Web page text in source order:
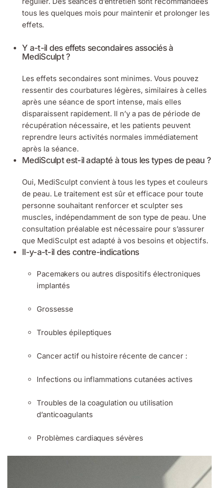
tous les quelques mois pour maintenir et prolonger les
effets.
Y a-t-il des effets secondaires associés à
MediSculpt ?
Les effets secondaires sont minimes. Vous pouvez
ressentir des courbatures légères, similaires à celles
après une séance de sport intense, mais elles
disparaissent rapidement. Il n’y a pas de période de
récupération nécessaire, et les patients peuvent
reprendre leurs activités normales immédiatement
après la séance.
MediSculpt est-il adapté à tous les types de peau ?
Oui, MediSculpt convient à tous les types et couleurs
de peau. Le traitement est sûr et efficace pour toute
personne souhaitant renforcer et sculpter ses
muscles, indépendamment de son type de peau. Une
consultation préalable est nécessaire pour s’assurer
que MediSculpt est adapté à vos besoins et objectifs.
Il-y-a-t-il des contre-indications
Pacemakers ou autres dispositifs électroniques
implantés
Grossesse
Troubles épileptiques
Cancer actif ou histoire récente de cancer :
Infections ou inflammations cutanées actives
Troubles de la coagulation ou utilisation
d’anticoagulants
Problèmes cardiaques sévères